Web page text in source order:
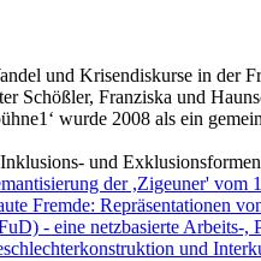
und Krisendiskurse in der
Schößler, Franziska und
wurde 2008 als ein
und
der ,Zigeuner' vom
Fremde: Repräsentationen
- eine netzbasierte Arbeits-
und